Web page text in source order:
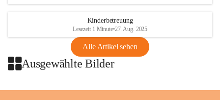
Kinderbetreuung
Lesezeit 1 Minute•27. Aug. 2025
Alle Artikel sehen
Ausgewählte Bilder
+2